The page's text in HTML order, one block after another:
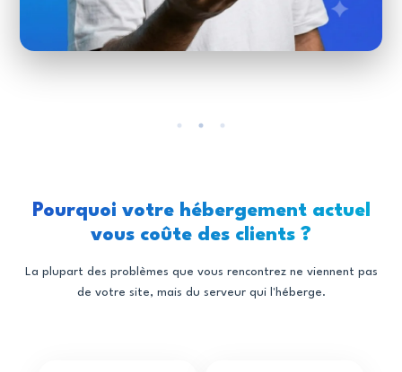
Pourquoi votre hébergement actuel
vous coûte des clients ?
La plupart des problèmes que vous rencontrez ne viennent pas
de votre site, mais du serveur qui l'héberge.